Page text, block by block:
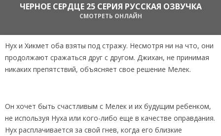
ЧЕРНОЕ СЕРДЦЕ 25 СЕРИЯ РУССКАЯ ОЗВУЧКА
СМОТРЕТЬ ОНЛАЙН
Нух и Хикмет оба взяты под стражу. Несмотря ни на что, они
продолжают сражаться друг с другом. Джихан, не принимая
никаких препятствий, объясняет свое решение Мелек.
Он хочет быть счастливым с Мелек и их будущим ребенком,
не используя Нуха или кого-либо еще в качестве оправдания.
Нух расплачивается за свой гнев, когда его близкие